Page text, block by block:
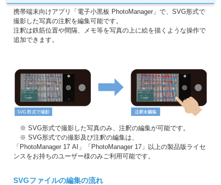
携帯端末向けアプリ「電子小黒板 PhotoManager」で、SVG形式で
撮影した写真の注釈を編集可能です。
注釈は鉄筋位置や間隔、メモ等を写真の上に絵を描くような操作で
追加できます。
※ SVG形式で撮影した写真のみ、注釈の編集が可能です。
※ SVG形式での撮影及び注釈の編集は、
「PhotoManager 17 AI」「PhotoManager 17」以上の製品版ライセ
ンスをお持ちのユーザー様のみご利用可能です。
SVGファイルの編集の流れ